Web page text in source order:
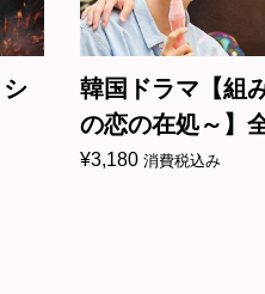
韓国ドラマ【組
の恋の在処～】
ray
¥3,180 消費税込み